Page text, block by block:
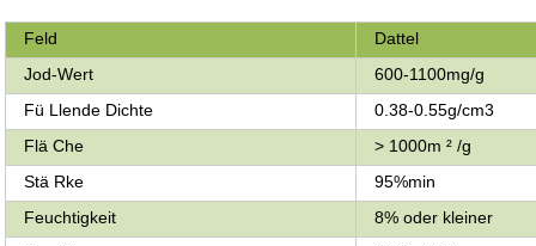
Feld
Dattel
Jod-Wert
600-1100mg/g
Fü Llende Dichte
0.38-0.55g/cm3
Flä Che
> 1000m ² /g
Stä Rke
95%min
Feuchtigkeit
8% oder kleiner